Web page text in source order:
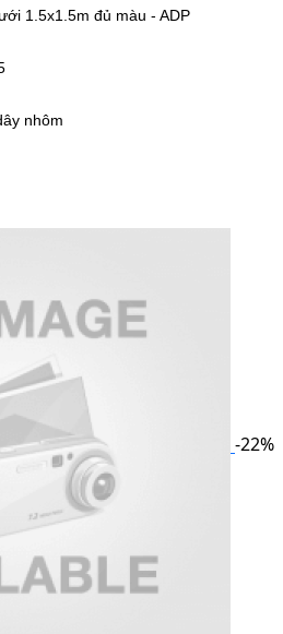
1.5x1.5m đủ màu - ADP
nhôm
-22%